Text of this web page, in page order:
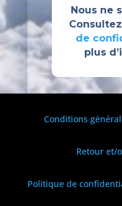
Nous ne
de
plus
Conditions
Retour et/
Politique de